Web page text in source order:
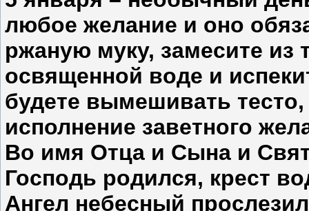
любое желание и оно
ржаную муку, замесите из
освященной воде и
будете вымешивать тесто,
исполнение заветного
Во имя Отца и Сына и
Господь родился, крест
Ангел небесный